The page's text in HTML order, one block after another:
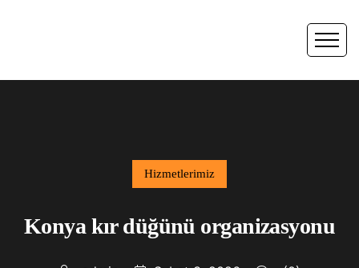
Hizmetlerimiz
Konya kır düğünü organizasyonu